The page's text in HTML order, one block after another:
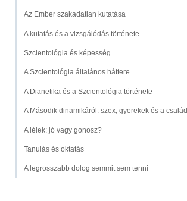
Az Ember szakadatlan kutatása
A kutatás és a vizsgálódás története
Szcientológia és képesség
A Szcientológia általános háttere
A Dianetika és a Szcientológia története
A Második dinamikáról: szex, gyerekek és a család
A lélek: jó vagy gonosz?
Tanulás és oktatás
A legrosszabb dolog semmit sem tenni